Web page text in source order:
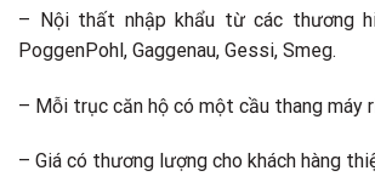
– Nội thất nhập khẩu từ các thương
PoggenPohl, Gaggenau, Gessi, Smeg.
– Mỗi trục căn hộ có một cầu thang máy
– Giá có thương lượng cho khách hàng